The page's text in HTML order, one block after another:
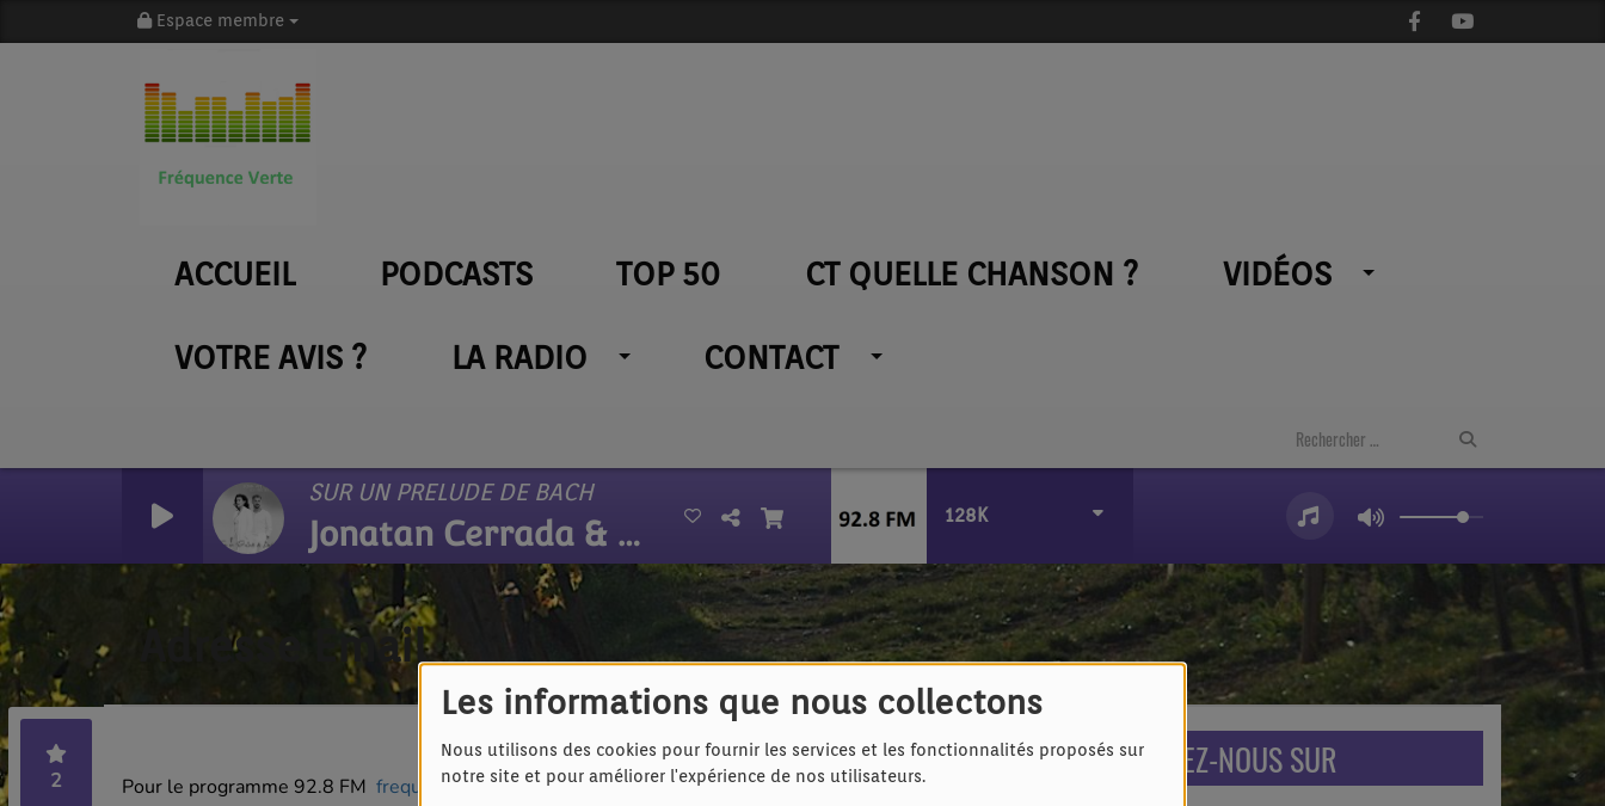
Les informations que nous collectons
Nous utilisons des cookies pour fournir les services et les fonctionnalités proposés sur
notre site et pour améliorer l'expérience de nos utilisateurs.
Espace membre
ACCUEIL PODCASTS TOP 50 CT QUELLE CHANSON ? VIDÉOS
VOTRE AVIS ? LA RADIO CONTACT
SUR UN PRELUDE DE BACH
Jonatan Cerrada & Christel Kern 128K
Adresse Email
2 Pour le programme 92.8 FM frequenceverte@gmail.com
RETROUVEZ-NOUS SUR